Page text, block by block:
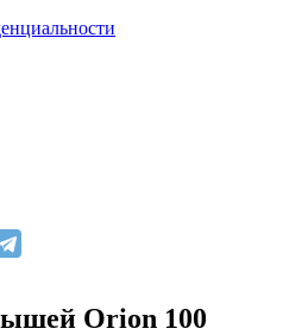
Orion 100